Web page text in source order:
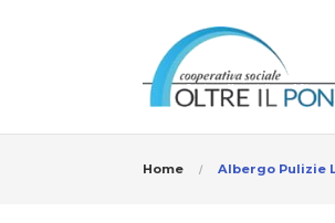
Home Albergo Pulizie